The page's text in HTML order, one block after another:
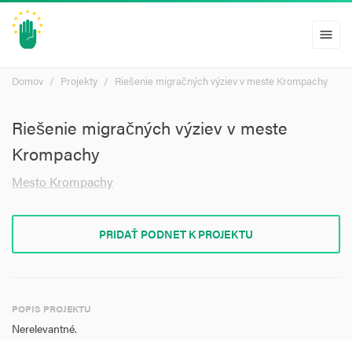
menu
Domov Projekty Riešenie migračných výziev v meste Krompachy
Riešenie migračných výziev v meste
Krompachy
Mesto Krompachy
PRIDAŤ PODNET K PROJEKTU
POPIS PROJEKTU
Nerelevantné.